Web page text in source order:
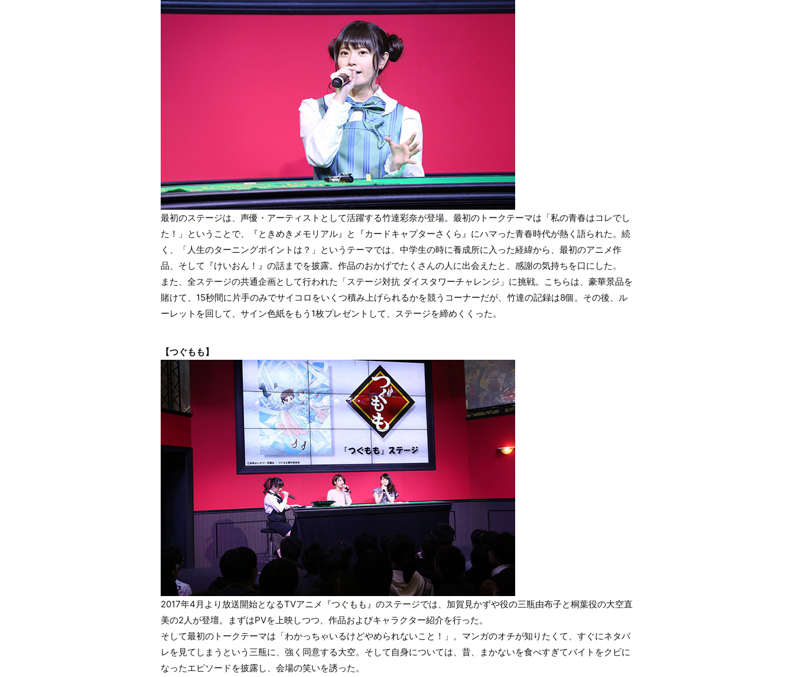
最初のステージは、声優・アーティストとして活躍する竹達彩奈が登場。最初のトークテーマは「私の青春はコレでし
た！」ということで、『ときめきメモリアル』と『カードキャプターさくら』にハマった青春時代が熱く語られた。続
く、「人生のターニングポイントは？」というテーマでは、中学生の時に養成所に入った経緯から、最初のアニメ作
品、そして『けいおん！』の話までを披露。作品のおかげでたくさんの人に出会えたと、感謝の気持ちを口にした。
また、全ステージの共通企画として行われた「ステージ対抗 ダイスタワーチャレンジ」に挑戦。こちらは、豪華景品を
賭けて、15秒間に片手のみでサイコロをいくつ積み上げられるかを競うコーナーだが、竹達の記録は8個。その後、ル
ーレットを回して、サイン色紙をもう1枚プレゼントして、ステージを締めくくった。
【つぐもも】
2017年4月より放送開始となるTVアニメ『つぐもも』のステージでは、加賀見かずや役の三瓶由布子と桐葉役の大空直
美の2人が登壇。まずはPVを上映しつつ、作品およびキャラクター紹介を行った。
そして最初のトークテーマは「わかっちゃいるけどやめられないこと！」。マンガのオチが知りたくて、すぐにネタバ
レを見てしまうという三瓶に、強く同意する大空。そして自身については、昔、まかないを食べすぎてバイトをクビに
なったエピソードを披露し、会場の笑いを誘った。